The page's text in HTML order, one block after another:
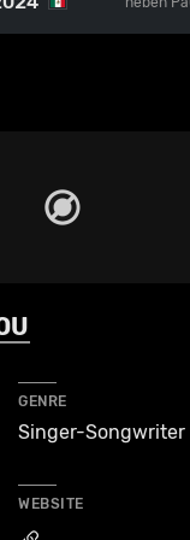
GENRE
Singer-Songwriter
WEBSITE